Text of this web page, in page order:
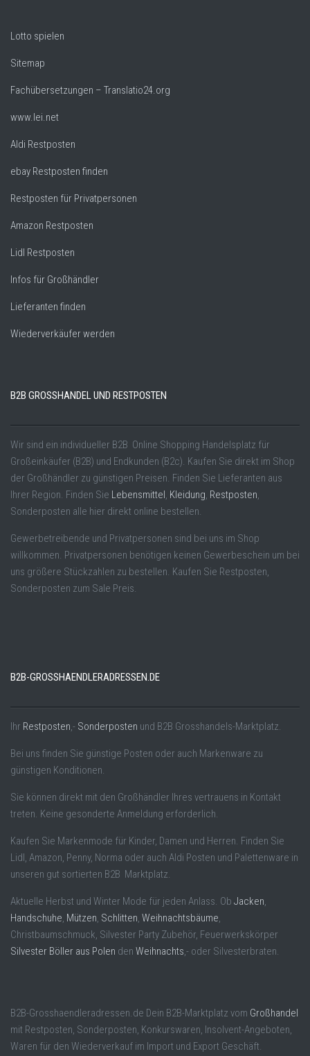
Lotto spielen
Sitemap
Fachübersetzungen – Translatio24.org
www.lei.net
Aldi Restposten
ebay Restposten finden
Restposten für Privatpersonen
Amazon Restposten
Lidl Restposten
Infos für Großhändler
Lieferanten finden
Wiederverkäufer werden
B2B GROSSHANDEL UND RESTPOSTEN
Wir sind ein individueller B2B Online Shopping Handelsplatz für
Großeinkäufer (B2B) und Endkunden (B2c). Kaufen Sie direkt im Shop
der Großhändler zu günstigen Preisen. Finden Sie Lieferanten aus
Ihrer Region. Finden Sie Lebensmittel, Kleidung, Restposten,
Sonderposten alle hier direkt online bestellen.
Gewerbetreibende und Privatpersonen sind bei uns im Shop
willkommen. Privatpersonen benötigen keinen Gewerbeschein um bei
uns größere Stückzahlen zu bestellen. Kaufen Sie Restposten,
Sonderposten zum Sale Preis.
B2B-GROSSHAENDLERADRESSEN.DE
Ihr Restposten,- Sonderposten und B2B Grosshandels-Marktplatz.
Bei uns finden Sie günstige Posten oder auch Markenware zu
günstigen Konditionen.
Sie können direkt mit den Großhändler Ihres vertrauens in Kontakt
treten. Keine gesonderte Anmeldung erforderlich.
Kaufen Sie Markenmode für Kinder, Damen und Herren. Finden Sie
Lidl, Amazon, Penny, Norma oder auch Aldi Posten und Palettenware in
unseren gut sortierten B2B Marktplatz.
Aktuelle Herbst und Winter Mode für jeden Anlass. Ob Jacken,
Handschuhe, Mützen, Schlitten, Weihnachtsbäume,
Christbaumschmuck, Silvester Party Zubehör, Feuerwerkskörper
Silvester Böller aus Polen den Weihnachts,- oder Silvesterbraten.
B2B-Grosshaendleradressen.de Dein B2B-Marktplatz vom Großhandel
mit Restposten, Sonderposten, Konkurswaren, Insolvent-Angeboten,
Waren für den Wiederverkauf im Import und Export Geschäft.